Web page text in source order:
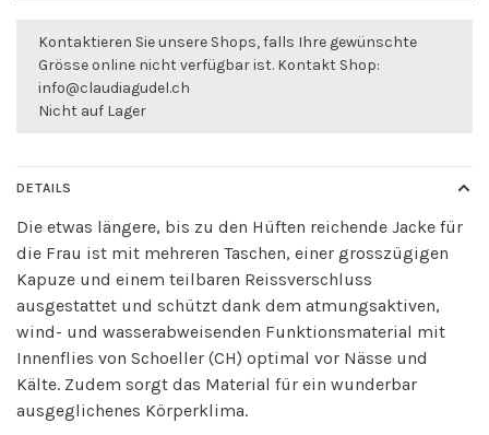
Kontaktieren Sie unsere Shops, falls Ihre gewünschte
Grösse online nicht verfügbar ist. Kontakt Shop:
info@claudiagudel.ch
Nicht auf Lager
DETAILS
Die etwas längere, bis zu den Hüften reichende Jacke für
die Frau ist mit mehreren Taschen, einer grosszügigen
Kapuze und einem teilbaren Reissverschluss
ausgestattet und schützt dank dem atmungsaktiven,
wind- und wasserabweisenden Funktionsmaterial mit
Innenflies von Schoeller (CH) optimal vor Nässe und
Kälte. Zudem sorgt das Material für ein wunderbar
ausgeglichenes Körperklima.